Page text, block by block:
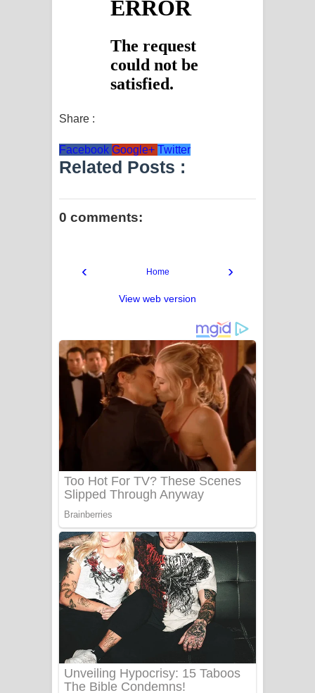
Share :
Facebook Google+ Twitter
Related Posts :
0 comments:
‹ ›
Home
View web version